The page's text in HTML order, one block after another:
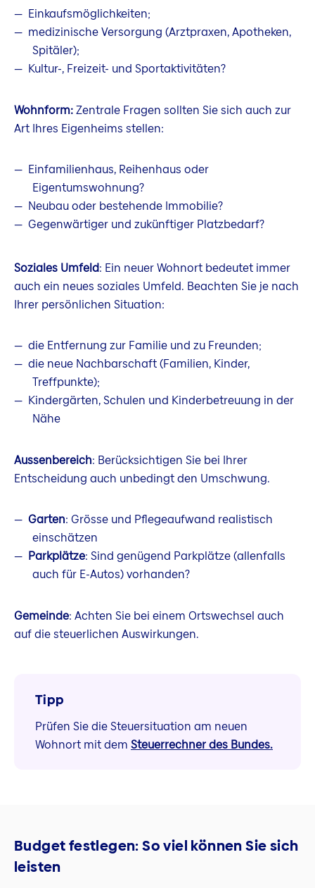
Einkaufsmöglichkeiten;
medizinische Versorgung (Arztpraxen, Apotheken,
Spitäler);
Kultur-, Freizeit- und Sportaktivitäten?
Wohnform:Zentrale Fragen sollten Sie sich auch zur
Art Ihres Eigenheims stellen:
Einfamilienhaus, Reihenhaus oder
Eigentumswohnung?
Neubau oder bestehende Immobilie?
Gegenwärtiger und zukünftiger Platzbedarf?
Soziales Umfeld: Ein neuer Wohnort bedeutet immer
auch ein neues soziales Umfeld. Beachten Sie je nach
Ihrer persönlichen Situation:
die Entfernung zur Familie und zu Freunden;
die neue Nachbarschaft (Familien, Kinder,
Treffpunkte);
Kindergärten, Schulen und Kinderbetreuung in der
Nähe
Aussenbereich: Berücksichtigen Sie bei Ihrer
Entscheidung auch unbedingt den Umschwung.
Garten: Grösse und Pflegeaufwand realistisch
einschätzen
Parkplätze: Sind genügend Parkplätze (allenfalls
auch für E-Autos) vorhanden?
Gemeinde: Achten Sie bei einem Ortswechsel auch
auf die steuerlichen Auswirkungen.
Tipp
Prüfen Sie die Steuersituation am neuen
Wohnort mit dem Steuerrechner des Bundes.
Budget festlegen: So viel können Sie sich
leisten